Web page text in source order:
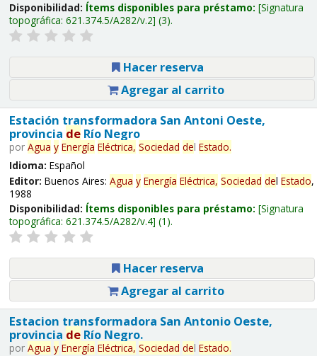
Disponibilidad: Ítems disponibles para préstamo: Signatura
topográfica: 621.374.5/A282/v.2 (3).
Hacer reserva
Agregar al carrito
Estación transformadora San Antoni Oeste,
provincia deRío Negro
por Agua y Energía Eléctrica, Sociedad del Estado.
Idioma: Español
Editor: Buenos Aires: Agua y Energía Eléctrica, Sociedad del Estado,
1988
Disponibilidad: Ítems disponibles para préstamo: Signatura
topográfica: 621.374.5/A282/v.4 (1).
Hacer reserva
Agregar al carrito
Estacion transformadora San Antonio Oeste,
provincia deRío Negro.
por Agua y Energía Eléctrica, Sociedad del Estado.